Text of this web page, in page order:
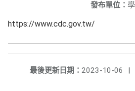
發布單位：
https://www.cdc.gov.tw/
最後更新日期： 2023-10-06
|